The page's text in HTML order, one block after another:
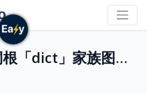
告别死记硬背！词根「dict」家族图谱：巧记四六级高频词，词汇量秒飙升！